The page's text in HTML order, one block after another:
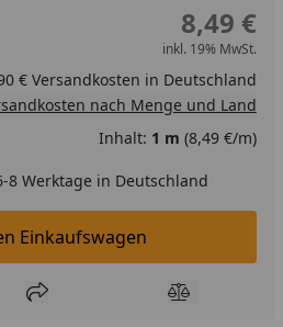
8,49 €
inkl. 19% MwSt.
€ Versandkosten in Deutschland
nach Menge und Land
Inhalt: 1 m (8,49 €/m)
8 Werktage in Deutschland
In den Einkaufswagen legen
Einkaufswagen
hinzufügen
Teilen Produkt